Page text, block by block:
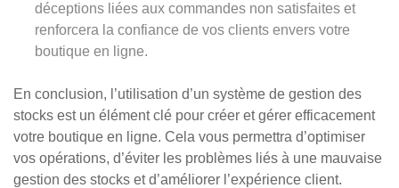
déceptions liées aux commandes non satisfaites et
renforcera la confiance de vos clients envers votre
boutique en ligne.
En conclusion, l’utilisation d’un système de gestion des
stocks est un élément clé pour créer et gérer efficacement
votre boutique en ligne. Cela vous permettra d’optimiser
vos opérations, d’éviter les problèmes liés à une mauvaise
gestion des stocks et d’améliorer l’expérience client.